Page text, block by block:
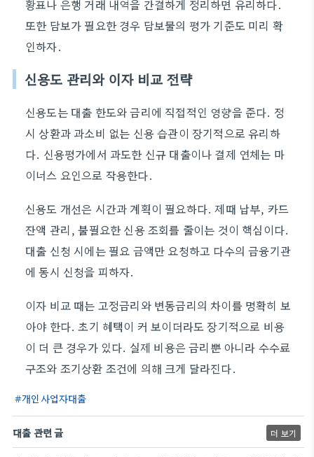
황표나 은행 거래 내역을 간결하게 정리하면 유리하다.
또한 담보가 필요한 경우 담보물의 평가 기준도 미리 확
인하자.
신용도 관리와 이자 비교 전략
신용도는 대출 한도와 금리에 직접적인 영향을 준다. 정
시 상환과 과소비 없는 신용 습관이 장기적으로 유리하
다. 신용평가에서 과도한 신규 대출이나 결제 연체는 마
이너스 요인으로 작용한다.
신용도 개선은 시간과 계획이 필요하다. 제때 납부, 카드
잔액 관리, 불필요한 신용 조회를 줄이는 것이 핵심이다.
대출 신청 시에는 필요 금액만 요청하고 다수의 금융기관
에 동시 신청을 피하자.
이자 비교 때는 고정금리와 변동금리의 차이를 명확히 보
아야 한다. 초기 혜택이 커 보이더라도 장기적으로 비용
이 더 큰 경우가 있다. 실제 비용은 금리뿐 아니라 수수료
구조와 조기상환 조건에 의해 크게 달라진다.
개인사업자대출
대출 관련 글 더 보기